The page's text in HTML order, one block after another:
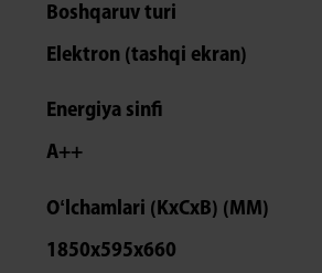
Boshqaruv turi
Elektron (tashqi ekran)
Energiya sinfi
A++
Oʻlchamlari (KxCxB) (MM)
1850х595х660